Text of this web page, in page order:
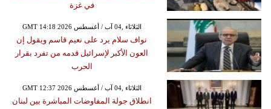
في غزة
GMT 14:18 2026 الثلاثاء ,04 آب / أغسطس
نواف سلام يرد على نعيم قاسم ويقول إن
العون الأكبر لإسرائيل قدمه من تفرد بقرار
الحرب
GMT 12:37 2026 الثلاثاء ,04 آب / أغسطس
انطلاق جولة المفاوضات المباشرة بين لبنان